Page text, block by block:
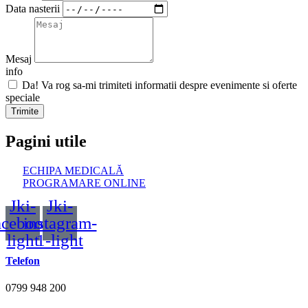
Data nasterii
Mesaj
info
Da! Va rog sa-mi trimiteti informatii despre evenimente si oferte
speciale
Trimite
Pagini utile
ECHIPA MEDICALĂ
PROGRAMARE ONLINE
Jki-
light
Jki-
instagram-
1-light
Telefon
0799 948 200